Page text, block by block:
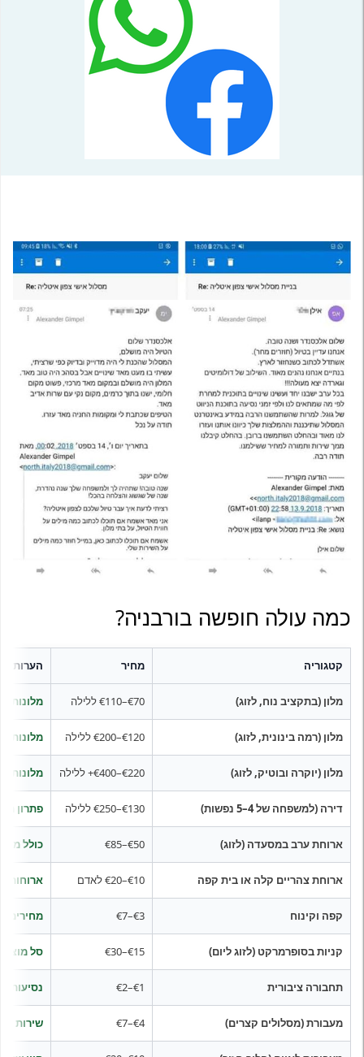
כמה עולה חופשה בורבניה?
קטגוריה מחיר הערות
מלון (בתקציב נוח, לזוג) €70–€110 ללילה מלונות
מלון (רמה בינונית, לזוג) €120–€200 ללילה מלונות
מלון (יוקרה ובוטיק, לזוג) €220–€400+ ללילה מלונות
דירה (למשפחה של 4–5 נפשות) €130–€250 ללילה פתרון
ארוחת ערב במסעדה (לזוג) €50–€85 כולל
ארוחת צהריים קלה או בית קפה €10–€20 לאדם ארוחות
קפה וקינוח €3–€7 מחירים
קניות בסופרמרקט (לזוג ליום) €15–€30 סל
תחבורה ציבורית €1–€2 נסיעות
מעבורת (מסלולים קצרים) €4–€7 שירות